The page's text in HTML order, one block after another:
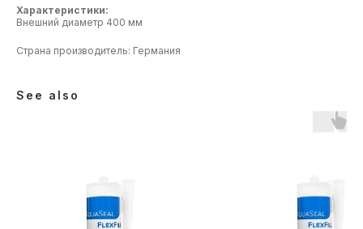
Характеристики:
Внешний диаметр 400 мм
Страна производитель: Германия
See also